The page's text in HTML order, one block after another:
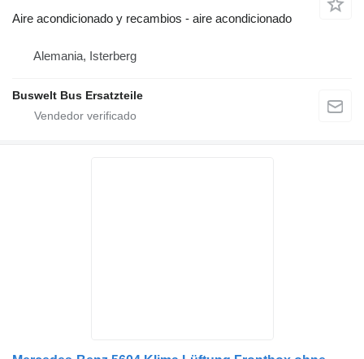
Aire acondicionado y recambios - aire acondicionado
Alemania, Isterberg
Buswelt Bus Ersatzteile